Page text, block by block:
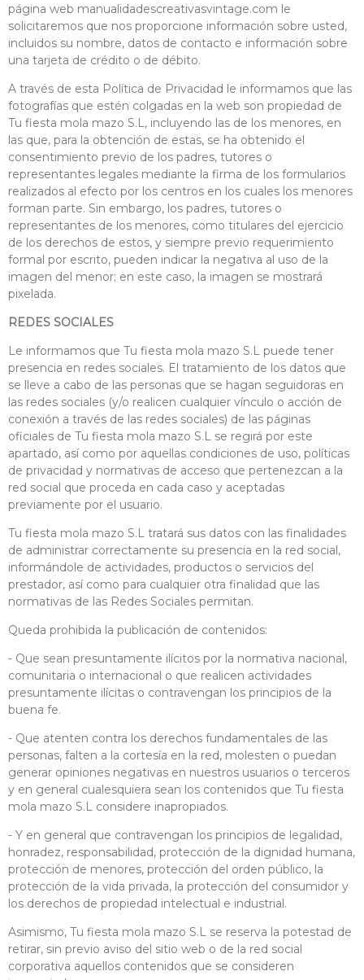
página web manualidadescreativasvintage.com le
solicitaremos que nos proporcione información sobre usted,
incluidos su nombre, datos de contacto e información sobre
una tarjeta de crédito o de débito.
A través de esta Política de Privacidad le informamos que las
fotografías que estén colgadas en la web son propiedad de
Tu fiesta mola mazo S.L, incluyendo las de los menores, en
las que, para la obtención de estas, se ha obtenido el
consentimiento previo de los padres, tutores o
representantes legales mediante la firma de los formularios
realizados al efecto por los centros en los cuales los menores
forman parte. Sin embargo, los padres, tutores o
representantes de los menores, como titulares del ejercicio
de los derechos de estos, y siempre previo requerimiento
formal por escrito, pueden indicar la negativa al uso de la
imagen del menor; en este caso, la imagen se mostrará
pixelada.
REDES SOCIALES
Le informamos que Tu fiesta mola mazo S.L puede tener
presencia en redes sociales. El tratamiento de los datos que
se lleve a cabo de las personas que se hagan seguidoras en
las redes sociales (y/o realicen cualquier vínculo o acción de
conexión a través de las redes sociales) de las páginas
oficiales de Tu fiesta mola mazo S.L se regirá por este
apartado, así como por aquellas condiciones de uso, políticas
de privacidad y normativas de acceso que pertenezcan a la
red social que proceda en cada caso y aceptadas
previamente por el usuario.
Tu fiesta mola mazo S.L tratará sus datos con las finalidades
de administrar correctamente su presencia en la red social,
informándole de actividades, productos o servicios del
prestador, así como para cualquier otra finalidad que las
normativas de las Redes Sociales permitan.
Queda prohibida la publicación de contenidos:
- Que sean presuntamente ilícitos por la normativa nacional,
comunitaria o internacional o que realicen actividades
presuntamente ilícitas o contravengan los principios de la
buena fe.
- Que atenten contra los derechos fundamentales de las
personas, falten a la cortesía en la red, molesten o puedan
generar opiniones negativas en nuestros usuarios o terceros
y en general cualesquiera sean los contenidos que Tu fiesta
mola mazo S.L considere inapropiados.
- Y en general que contravengan los principios de legalidad,
honradez, responsabilidad, protección de la dignidad humana,
protección de menores, protección del orden público, la
protección de la vida privada, la protección del consumidor y
los derechos de propiedad intelectual e industrial.
Asimismo, Tu fiesta mola mazo S.L se reserva la potestad de
retirar, sin previo aviso del sitio web o de la red social
corporativa aquellos contenidos que se consideren